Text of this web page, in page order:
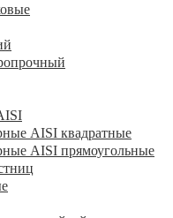
AISI квадратные
AISI прямоугольные